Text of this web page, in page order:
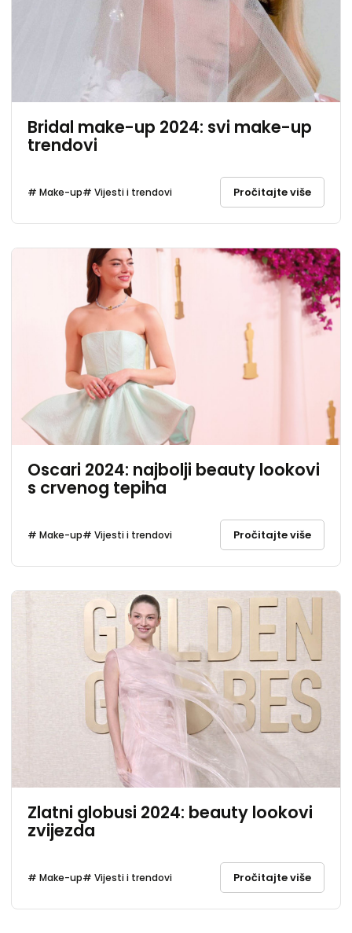
Bridal make-up 2024: svi make-up
trendovi
# Make-up# Vijesti i trendovi Pročitajte više
Oscari 2024: najbolji beauty lookovi
s crvenog tepiha
# Make-up# Vijesti i trendovi Pročitajte više
Zlatni globusi 2024: beauty lookovi
zvijezda
# Make-up# Vijesti i trendovi Pročitajte više